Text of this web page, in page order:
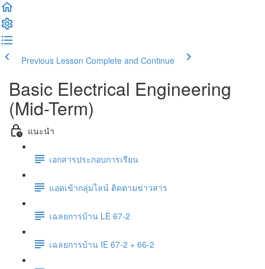
Previous Lesson Complete and Continue
Basic Electrical Engineering
(Mid-Term)
แนะนำ
เอกสารประกอบการเรียน
แอดเข้ากลุ่มไลน์ ติดตามข่าวสาร
เฉลยการบ้าน LE 67-2
เฉลยการบ้าน IE 67-2 + 66-2